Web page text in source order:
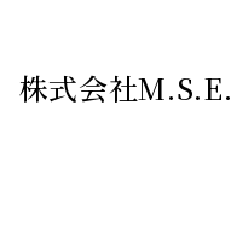
株式会社M.S.E.